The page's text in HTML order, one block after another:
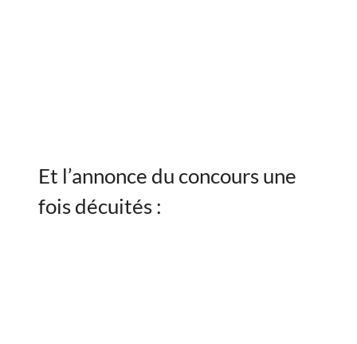
Et l’annonce du concours une
fois décuités :